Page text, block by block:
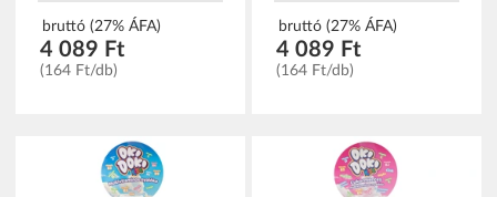
bruttó (27% ÁFA)
4 089 Ft
(164 Ft/db)
bruttó (27% ÁFA)
4 089 Ft
(164 Ft/db)